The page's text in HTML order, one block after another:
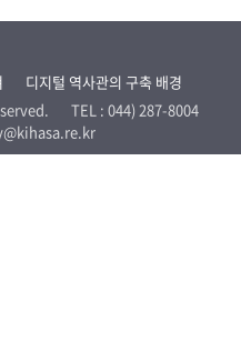
디지털 역사관의 구축 배경
TEL : 044) 287-8004